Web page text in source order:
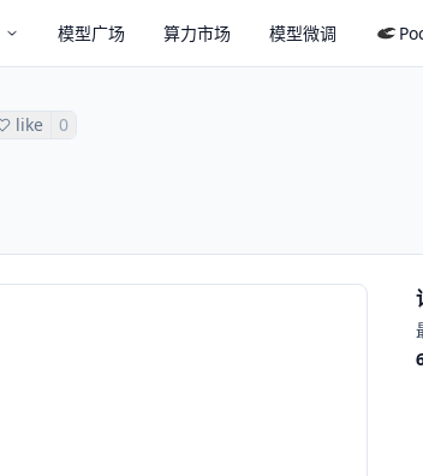
模型广场 算力市场 模型微调
like 0